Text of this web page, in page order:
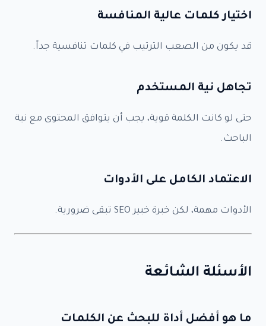
اختيار كلمات عالية المنافسة
قد يكون من الصعب الترتيب في كلمات تنافسية جداً.
تجاهل نية المستخدم
حتى لو كانت الكلمة قوية، يجب أن يتوافق المحتوى مع نية
الباحث.
الاعتماد الكامل على الأدوات
الأدوات مهمة، لكن خبرة خبير SEO تبقى ضرورية.
الأسئلة الشائعة
ما هو أفضل أداة للبحث عن الكلمات